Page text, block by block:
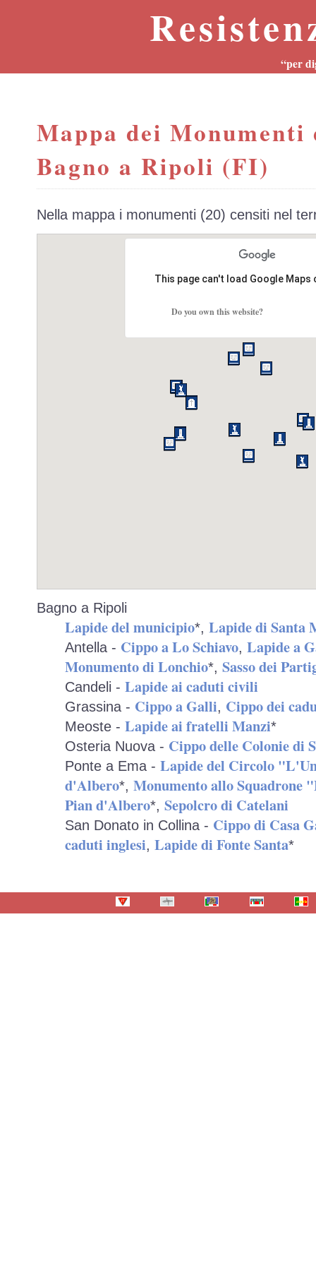
“per
Mappa dei Monumenti
Bagno a Ripoli (FI)
Nella mappa i monumenti (20) censiti nel
This page can't load Google
Do you own this website?
Bagno a Ripoli
Lapide del municipio*, Lapide di Santa
Antella - Cippo a Lo Schiavo, Lapide a
Monumento di Lonchio*, Sasso dei
Candeli - Lapide ai caduti civili
Grassina - Cippo a Galli, Cippo dei
Meoste - Lapide ai fratelli Manzi*
Osteria Nuova - Cippo delle Colonie di
Ponte a Ema - Lapide del Circolo
d'Albero*, Monumento allo Squadrone
Pian d'Albero*, Sepolcro di Catelani
San Donato in Collina - Cippo di Casa
caduti inglesi, Lapide di Fonte Santa*